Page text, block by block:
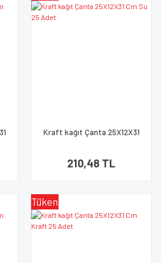
Kraft kağıt Çanta 25X12X31
210,48 TL
Tükendi